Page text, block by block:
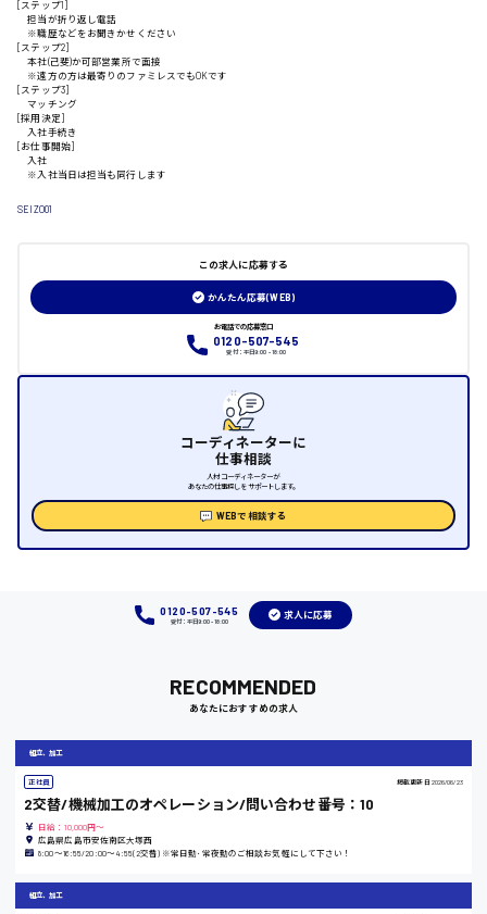
山口県
大竹市
三次市
三原市
竹原市
熊本県
日給制すべて
時給1300円〜
[ステップ1]
担当が折り返し電話
※職歴などをお聞きかせください
[ステップ2]
本社(己斐)か可部営業所で面接
※遠方の方は最寄りのファミレスでもOKです
[ステップ3]
マッチング
[採用決定]
入社手続き
[お仕事開始]
入社
※入社当日は担当も同行します
SEIZO01
この求人に応募する
かんたん応募(WEB)
お電話での応募窓口
0120-507-545
受付：平日9:00 - 18:00
コーディネーターに
仕事相談
人材コーディネーターが
あなたの仕事探しをサポートします。
WEBで相談する
0120-507-545
受付：平日9:00 - 18:00
求人に応募
RECOMMENDED
あなたにおすすめの求人
組立、加工
正社員 掲載更新日 2026/06/23
2交替/機械加工のオペレーション/問い合わせ番号：10
日給：10,000円～
広島県広島市安佐南区大塚西
8:00〜16:55/20:00〜4:55(2交替) ※常日勤･常夜勤のご相談お気軽にして下さい！
組立、加工